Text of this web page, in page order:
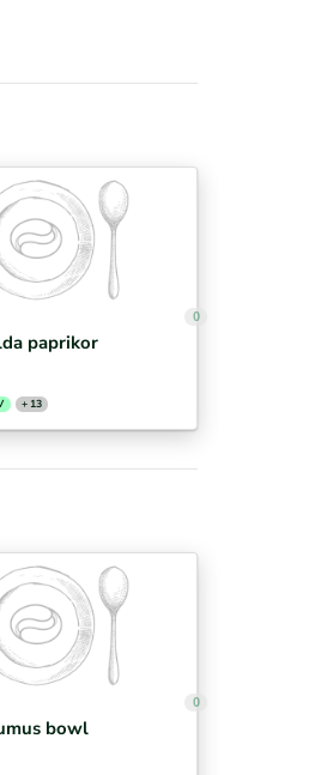
0
paprikor
+ 13
0
bowl